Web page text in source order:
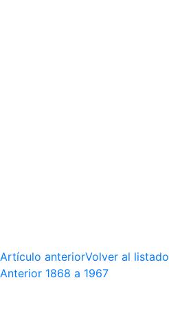
Artículo anteriorVolver al listado
Anterior 1868 a 1967